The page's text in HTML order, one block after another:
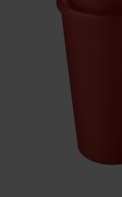
Sleutelhangers & Tools
Huis & Lifestyle
Outdoor & Vrije Tijd
Auto & Veiligheid
Gezondheid & Verzorging
Cadeaubonnen